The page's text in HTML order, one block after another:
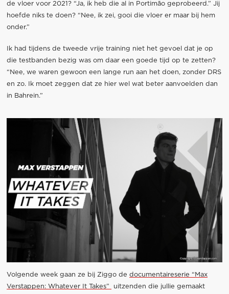
de vloer voor 2021? “Ja, ik heb die al in Portimão geprobeerd.” Jij
hoefde niks te doen? “Nee, ik zei, gooi die vloer er maar bij hem
onder.”
Ik had tijdens de tweede vrije training niet het gevoel dat je op
die testbanden bezig was om daar een goede tijd op te zetten?
“Nee, we waren gewoon een lange run aan het doen, zonder DRS
en zo. Ik moet zeggen dat ze hier wel wat beter aanvoelden dan
in Bahrein.”
Volgende week gaan ze bij Ziggo de documentaireserie “Max
Verstappen: Whatever It Takes”
uitzenden die jullie gemaakt